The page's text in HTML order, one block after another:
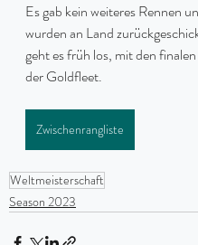
Es gab kein weiteres Rennen
wurden an Land
geht es früh los, mit den
der Goldfleet.
Zwischenrangliste
Weltmeisterschaft
Season 2023